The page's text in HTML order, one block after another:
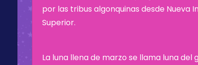
por las tribus algonquinas desde Nueva
Superior.
La luna llena de marzo se llama luna del